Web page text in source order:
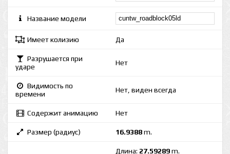
Название модели
Имеет колизию Да
Разрушается при
ударе
Нет
Видимость по
времени
Нет, виден всегда
Содержит анимацию Нет
Размер (радиус) 16.9388m.
Длина: 27.59289m.